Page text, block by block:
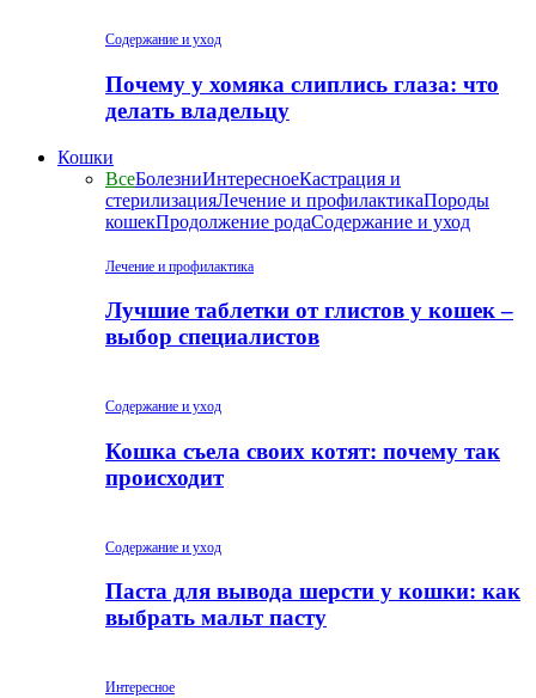
Содержание и уход
Почему у хомяка слиплись глаза: что
делать владельцу
Кошки
ВсеБолезниИнтересноеКастрация и
стерилизацияЛечение и профилактикаПороды
кошекПродолжение родаСодержание и уход
Лечение и профилактика
Лучшие таблетки от глистов у кошек –
выбор специалистов
Содержание и уход
Кошка съела своих котят: почему так
происходит
Содержание и уход
Паста для вывода шерсти у кошки: как
выбрать мальт пасту
Интересное